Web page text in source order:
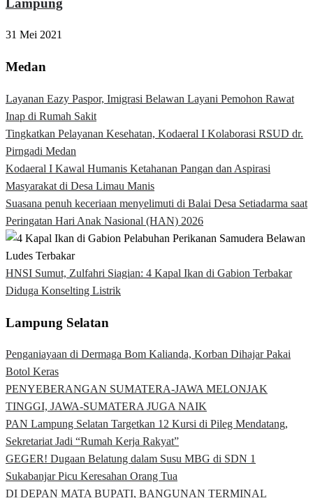
31 Mei 2021
Medan
Layanan Eazy Paspor, Imigrasi Belawan Layani Pemohon Rawat
Inap di Rumah Sakit
Tingkatkan Pelayanan Kesehatan, Kodaeral I Kolaborasi RSUD dr.
Pirngadi Medan‎
Kodaeral I Kawal Humanis Ketahanan Pangan dan Aspirasi
Masyarakat di Desa Limau Manis
Suasana penuh keceriaan menyelimuti di Balai Desa Setiadarma saat
Peringatan Hari Anak Nasional (HAN) 2026
HNSI Sumut, Zulfahri Siagian: 4 Kapal Ikan di Gabion Terbakar
Diduga Konselting Listrik
Lampung Selatan
Penganiayaan di Dermaga Bom Kalianda, Korban Dihajar Pakai
Botol Keras
PENYEBERANGAN SUMATERA-JAWA MELONJAK
TINGGI, JAWA-SUMATERA JUGA NAIK
PAN Lampung Selatan Targetkan 12 Kursi di Pileg Mendatang,
Sekretariat Jadi “Rumah Kerja Rakyat”
GEGER! Dugaan Belatung dalam Susu MBG di SDN 1
Sukabanjar Picu Keresahan Orang Tua
DI DEPAN MATA BUPATI, BANGUNAN TERMINAL